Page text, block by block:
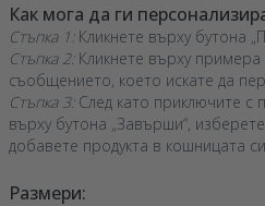
Как мога да ги
Стъпка 1: Кликнете върху бутона
Стъпка 2:Кликнете върху примера
съобщението, което искате да
Стъпка 3:След като приключите с
върху бутона „Завърши“,
добавете продукта в кошницата си.
Размери: